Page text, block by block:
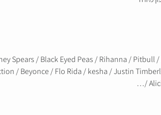
Spears / Black Eyed Peas / Rihanna / Pitbull
/ Beyonce / Flo Rida / kesha / Justin
/